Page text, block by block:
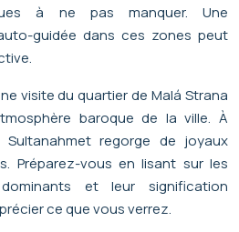
à ne pas manquer. Une
guidée dans ces zones peut
visite du quartier de Malá Strana
baroque de la ville. À
regorge de joyaux
Préparez-vous en lisant sur les
et leur signification
ce que vous verrez.